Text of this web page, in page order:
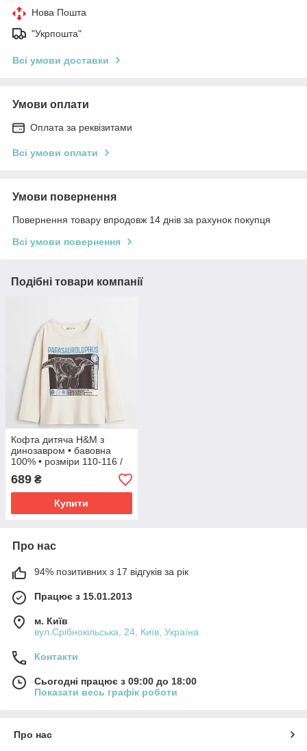
Нова Пошта
"Укрпошта"
Всі умови доставки
Умови оплати
Оплата за реквізитами
Всі умови оплати
Умови повернення
Повернення товару впродовж 14 днів за рахунок покупця
Всі умови повернення
Подібні товари компанії
Кофта дитяча H&M з
динозавром • бавовна
100% • розміри 110-116 /
122-128 / 134-140
689 ₴
Купити
Про нас
94% позитивних з 17 відгуків за рік
Працює з 15.01.2013
м. Київ
вул.Срібнокільська, 24, Київ, Україна
Контакти
Сьогодні працює з 09:00 до 18:00
Показати весь графік роботи
Про нас